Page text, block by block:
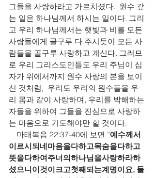
그들을 사랑하라고 가르치셨다.  원수 갚
는 일은 하나님께서 하시는 일이다. 그리
고 우리 하나님께서는 햇빛과 비를 모든
사람들에게 골구루 다 주시듯이 모든 사
람들을 골구루 사랑하고 계신다. 그러므
로 우리 그리스도인들도 우리 주님이 십
자가 위에서까지 원수 사랑의 본을 보이
신 것처럼,  우리도 우리의 원수들을 우
리 몸과 같이 사랑하며, 우리를 박해하는
자들을 위하여 그들을 진심으로 사랑하
는 마음으로 기도해야만 할 것이다.
마태복음 22:37-40에 보면 “예수께서
이르시되네마음을다하고목숨을다하고
뜻을다하여주너의하나님을사랑하라하
셨으니이것이크고첫째되는계명이요, 둘